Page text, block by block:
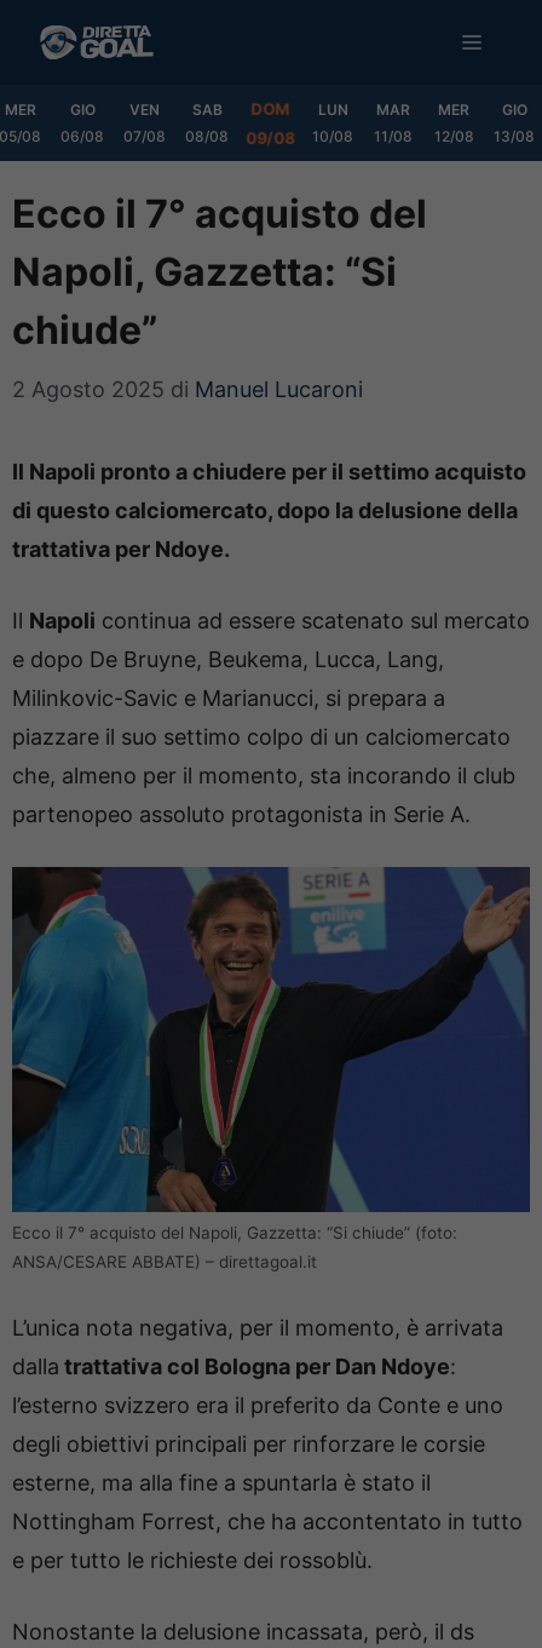
MENU
MER
05/08
GIO
06/08
VEN
07/08
SAB
08/08
DOM
09/08
LUN
10/08
MAR
11/08
MER
12/08
GIO
13/08
Ecco il 7° acquisto del
Napoli, Gazzetta: “Si
chiude”
2 Agosto 2025 di Manuel Lucaroni
Il Napoli pronto a chiudere per il settimo acquisto
di questo calciomercato, dopo la delusione della
trattativa per Ndoye.
Il Napoli continua ad essere scatenato sul mercato
e dopo De Bruyne, Beukema, Lucca, Lang,
Milinkovic-Savic e Marianucci, si prepara a
piazzare il suo settimo colpo di un calciomercato
che, almeno per il momento, sta incorando il club
partenopeo assoluto protagonista in Serie A.
Ecco il 7° acquisto del Napoli, Gazzetta: “Si chiude” (foto:
ANSA/CESARE ABBATE) – direttagoal.it
L’unica nota negativa, per il momento, è arrivata
dalla trattativa col Bologna per Dan Ndoye:
l’esterno svizzero era il preferito da Conte e uno
degli obiettivi principali per rinforzare le corsie
esterne, ma alla fine a spuntarla è stato il
Nottingham Forrest, che ha accontentato in tutto
e per tutto le richieste dei rossoblù.
Nonostante la delusione incassata, però, il ds